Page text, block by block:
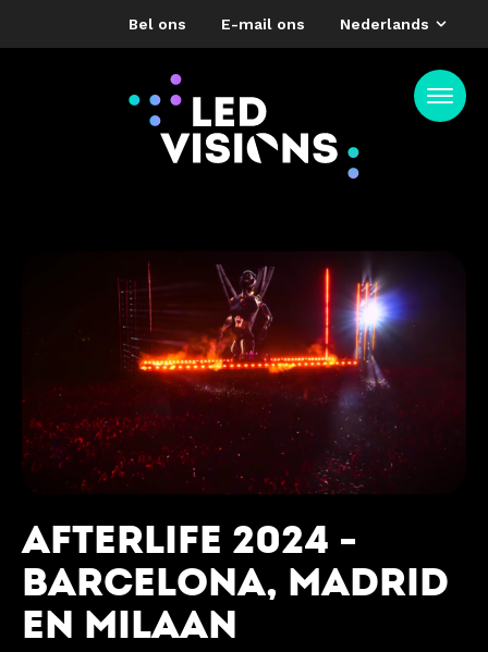
Bel ons E-mail ons Nederlands
AFTERLIFE 2024 -
BARCELONA, MADRID
EN MILAAN